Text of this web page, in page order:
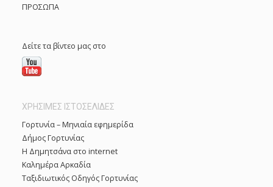
ΠΡΟΣΩΠΑ
Δείτε τα βίντεο μας στο
ΧΡΗΣΙΜΕΣ ΙΣΤΟΣΕΛΙΔΕΣ
Γορτυνία – Μηνιαία εφημερίδα
Δήμος Γορτυνίας
Η Δημητσάνα στο internet
Καλημέρα Αρκαδία
Ταξιδιωτικός Οδηγός Γορτυνίας